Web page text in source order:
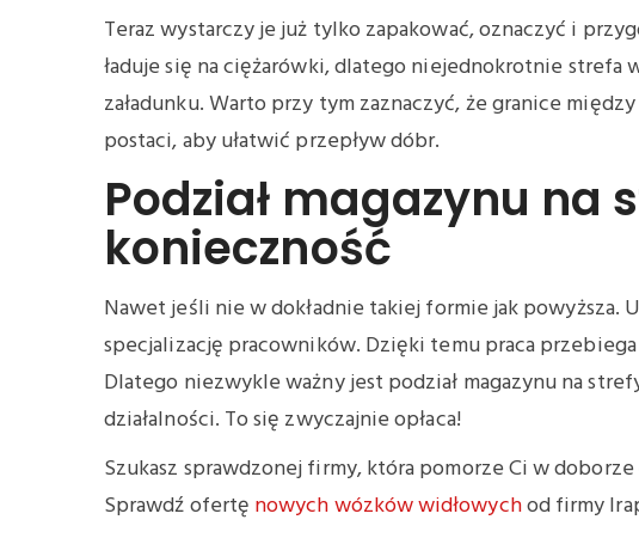
Teraz wystarczy je już tylko zapakować, oznaczyć i
ładuje się na ciężarówki, dlatego niejednokrotnie strefa
załadunku. Warto przy tym zaznaczyć, że granice
postaci, aby ułatwić przepływ dóbr.
Podział magazynu na
konieczność
Nawet jeśli nie w dokładnie takiej formie jak powyższa.
specjalizację pracowników. Dzięki temu praca
Dlatego niezwykle ważny jest podział magazynu na
działalności. To się zwyczajnie opłaca!
Szukasz sprawdzonej firmy, która pomorze Ci w
Sprawdź ofertę nowych wózków widłowychod firmy